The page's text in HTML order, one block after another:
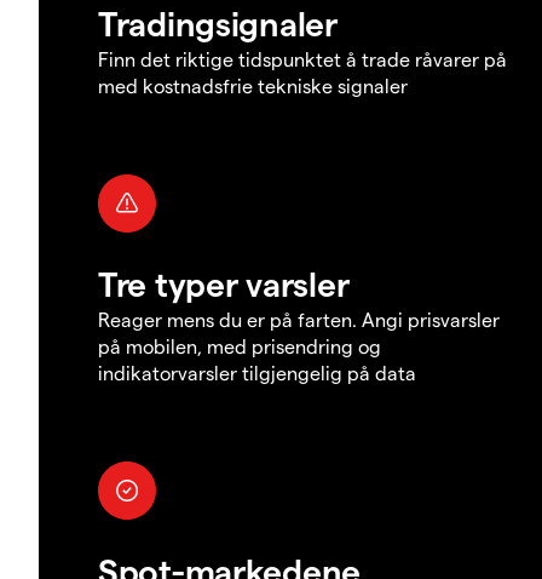
Tradingsignaler
Finn det riktige tidspunktet å trade råvarer på
med kostnadsfrie tekniske signaler
Tre typer varsler
Reager mens du er på farten. Angi prisvarsler
på mobilen, med prisendring og
indikatorvarsler tilgjengelig på data
Spot-markedene